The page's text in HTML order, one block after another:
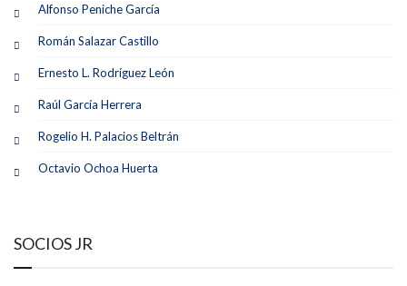
Alfonso Peniche García
Román Salazar Castillo
Ernesto L. Rodríguez León
Raúl García Herrera
Rogelio H. Palacios Beltrán
Octavio Ochoa Huerta
SOCIOS JR